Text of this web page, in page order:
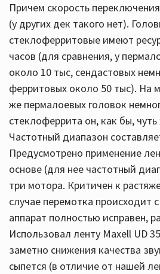
Причем скорость
(у других дек такого нет).
стеклоферритовые имеют
часов (для сравнения, у
около 10 тыс, сендастовых
ферритовых около 50 тыс). На
же пермалоевых головок
стеклоферрита он, как бы,
Частотный диапазон
Предусмотрено применение
основе (для нее частотный
три мотора. Критичен к
случае перемотка происходит
аппарат полностью исправен,
Использовал ленту Maxell UD
заметно снижения качества
сыпется (в отличие от нашей